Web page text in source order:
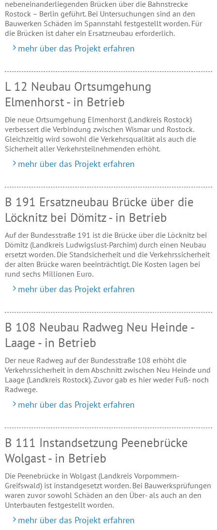
nebeneinanderliegenden Brücken über die Bahnstrecke
Rostock – Berlin geführt. Bei Untersuchungen sind an den
Bauwerken Schäden im Spannstahl festgestellt worden. Für
die Brücken ist daher ein Ersatzneubau erforderlich.
mehr über das Projekt erfahren
L 12 Neubau Ortsumgehung
Elmenhorst - in Betrieb
Die neue Ortsumgehung Elmenhorst (Landkreis Rostock)
verbessert die Verbindung zwischen Wismar und Rostock.
Gleichzeitig wird sowohl die Verkehrsqualität als auch die
Sicherheit aller Verkehrsteilnehmenden erhöht.
mehr über das Projekt erfahren
B 191 Ersatzneubau Brücke über die
Löcknitz bei Dömitz - in Betrieb
Auf der Bundesstraße 191 ist die Brücke über die Löcknitz bei
Dömitz (Landkreis Ludwigslust-Parchim) durch einen Neubau
ersetzt worden. Die Standsicherheit und die Verkehrssicherheit
der alten Brücke waren beeinträchtigt. Die Kosten lagen bei
rund sechs Millionen Euro.
mehr über das Projekt erfahren
B 108 Neubau Radweg Neu Heinde -
Laage - in Betrieb
Der neue Radweg auf der Bundesstraße 108 erhöht die
Verkehrssicherheit in dem Abschnitt zwischen Neu Heinde und
Laage (Landkreis Rostock). Zuvor gab es hier weder Fuß- noch
Radwege.
mehr über das Projekt erfahren
B 111 Instandsetzung Peenebrücke
Wolgast - in Betrieb
Die Peenebrücke in Wolgast (Landkreis Vorpommern-
Greifswald) ist instandgesetzt worden. Bei Bauwerksprüfungen
waren zuvor sowohl Schäden an den Über- als auch an den
Unterbauten festgestellt worden.
mehr über das Projekt erfahren